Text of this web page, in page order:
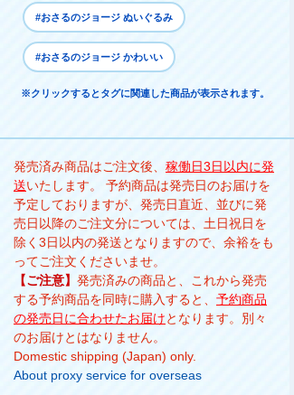
#おさるのジョージ ぬいぐるみ
#おさるのジョージ かわいい
※クリックするとタグに関連した商品が表示されます。
発売済み商品はご注文後、 稼働日3日以内に発
送いたします。 予約商品は発売日のお届けを
予定しておりますが、発売日直近、並びに発
売日以降のご注文分については、土日祝日を
除く3日以内の発送となりますので、余裕をも
ってご注文くださいませ。
【ご注意】 発売済みの商品と、これから発売
する予約商品を同時に購入すると、 予約商品
の発売日に合わせたお届けとなります。別々
のお届けとはなりません。
Domestic shipping (Japan) only.
About proxy service for overseas